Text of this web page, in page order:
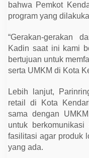
k
R
a
bahwa Pemkot
program yang
“Gerakan-gerakan
Kadin saat ini kami
bertujuan untuk
serta UMKM di Kota
Lebih lanjut,
retail di Kota
sama dengan
untuk
fasilitasi agar produk
yang ada.